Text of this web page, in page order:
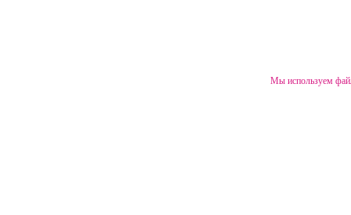
Мы используем